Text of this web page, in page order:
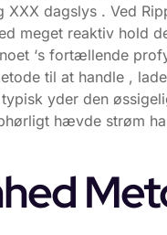
dagslys . Ved
meget reaktiv hold
‘s fortællende
til at handle ,
yder den
hævde strøm